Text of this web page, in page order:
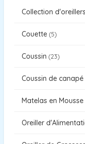
Collection d'oreillers
Couette 5
Coussin 23
Coussin de canapé
Matelas en
Oreiller